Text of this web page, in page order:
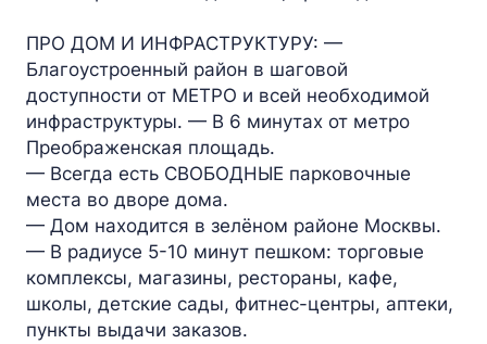
ПРО ДОМ И ИНФРАСТРУКТУРУ: —
Благоустроенный район в шаговой
доступности от МЕТРО и всей необходимой
инфраструктуры. — В 6 минутах от метро
Преображенская площадь.
— Всегда есть СВОБОДНЫЕ парковочные
места во дворе дома.
— Дом находится в зелёном районе Москвы.
— В радиусе 5-10 минут пешком: торговые
комплексы, магазины, рестораны, кафе,
школы, детские сады, фитнес-центры, аптеки,
пункты выдачи заказов.